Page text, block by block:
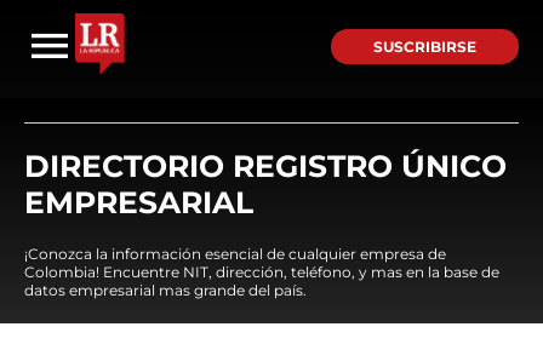
SUSCRIBIRSE
DIRECTORIO REGISTRO ÚNICO
EMPRESARIAL
¡Conozca la información esencial de cualquier empresa de
Colombia! Encuentre NIT, dirección, teléfono, y mas en la base de
datos empresarial mas grande del país.